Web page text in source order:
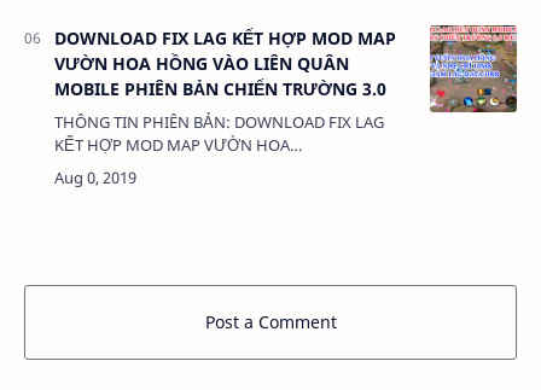
DOWNLOAD FIX LAG KẾT HỢP MOD MAP
VƯỜN HOA HỒNG VÀO LIÊN QUÂN
MOBILE PHIÊN BẢN CHIẾN TRƯỜNG 3.0
THÔNG TIN PHIÊN BẢN: DOWNLOAD FIX LAG
KẾT HỢP MOD MAP VƯỜN HOA
HỒNG VÀO LIÊN QUÂN MOBILE PHIÊN BẢN
CHIẾN TRƯỜNG 3.0 DUNG LƯỢNG: 28MB LINK:
Post a Comment